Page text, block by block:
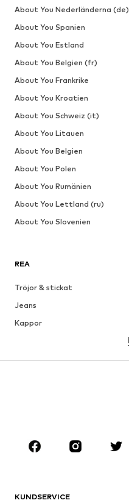
REA
Tröjor & stickat
Jeans
Kappor
Premium
Nytt
KUNDSERVICE
About You Nederländerna (de)
About You Spanien
About You Estland
About You Belgien (fr)
About You Frankrike
About You Kroatien
About You Schweiz (it)
About You Litauen
About You Belgien
About You Polen
About You Rumänien
About You Lettland (ru)
About You Slovenien